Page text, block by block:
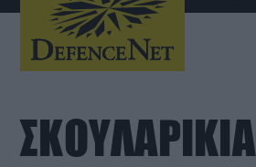
ΣΚΟΥΛΑΡΙΚΙΑ